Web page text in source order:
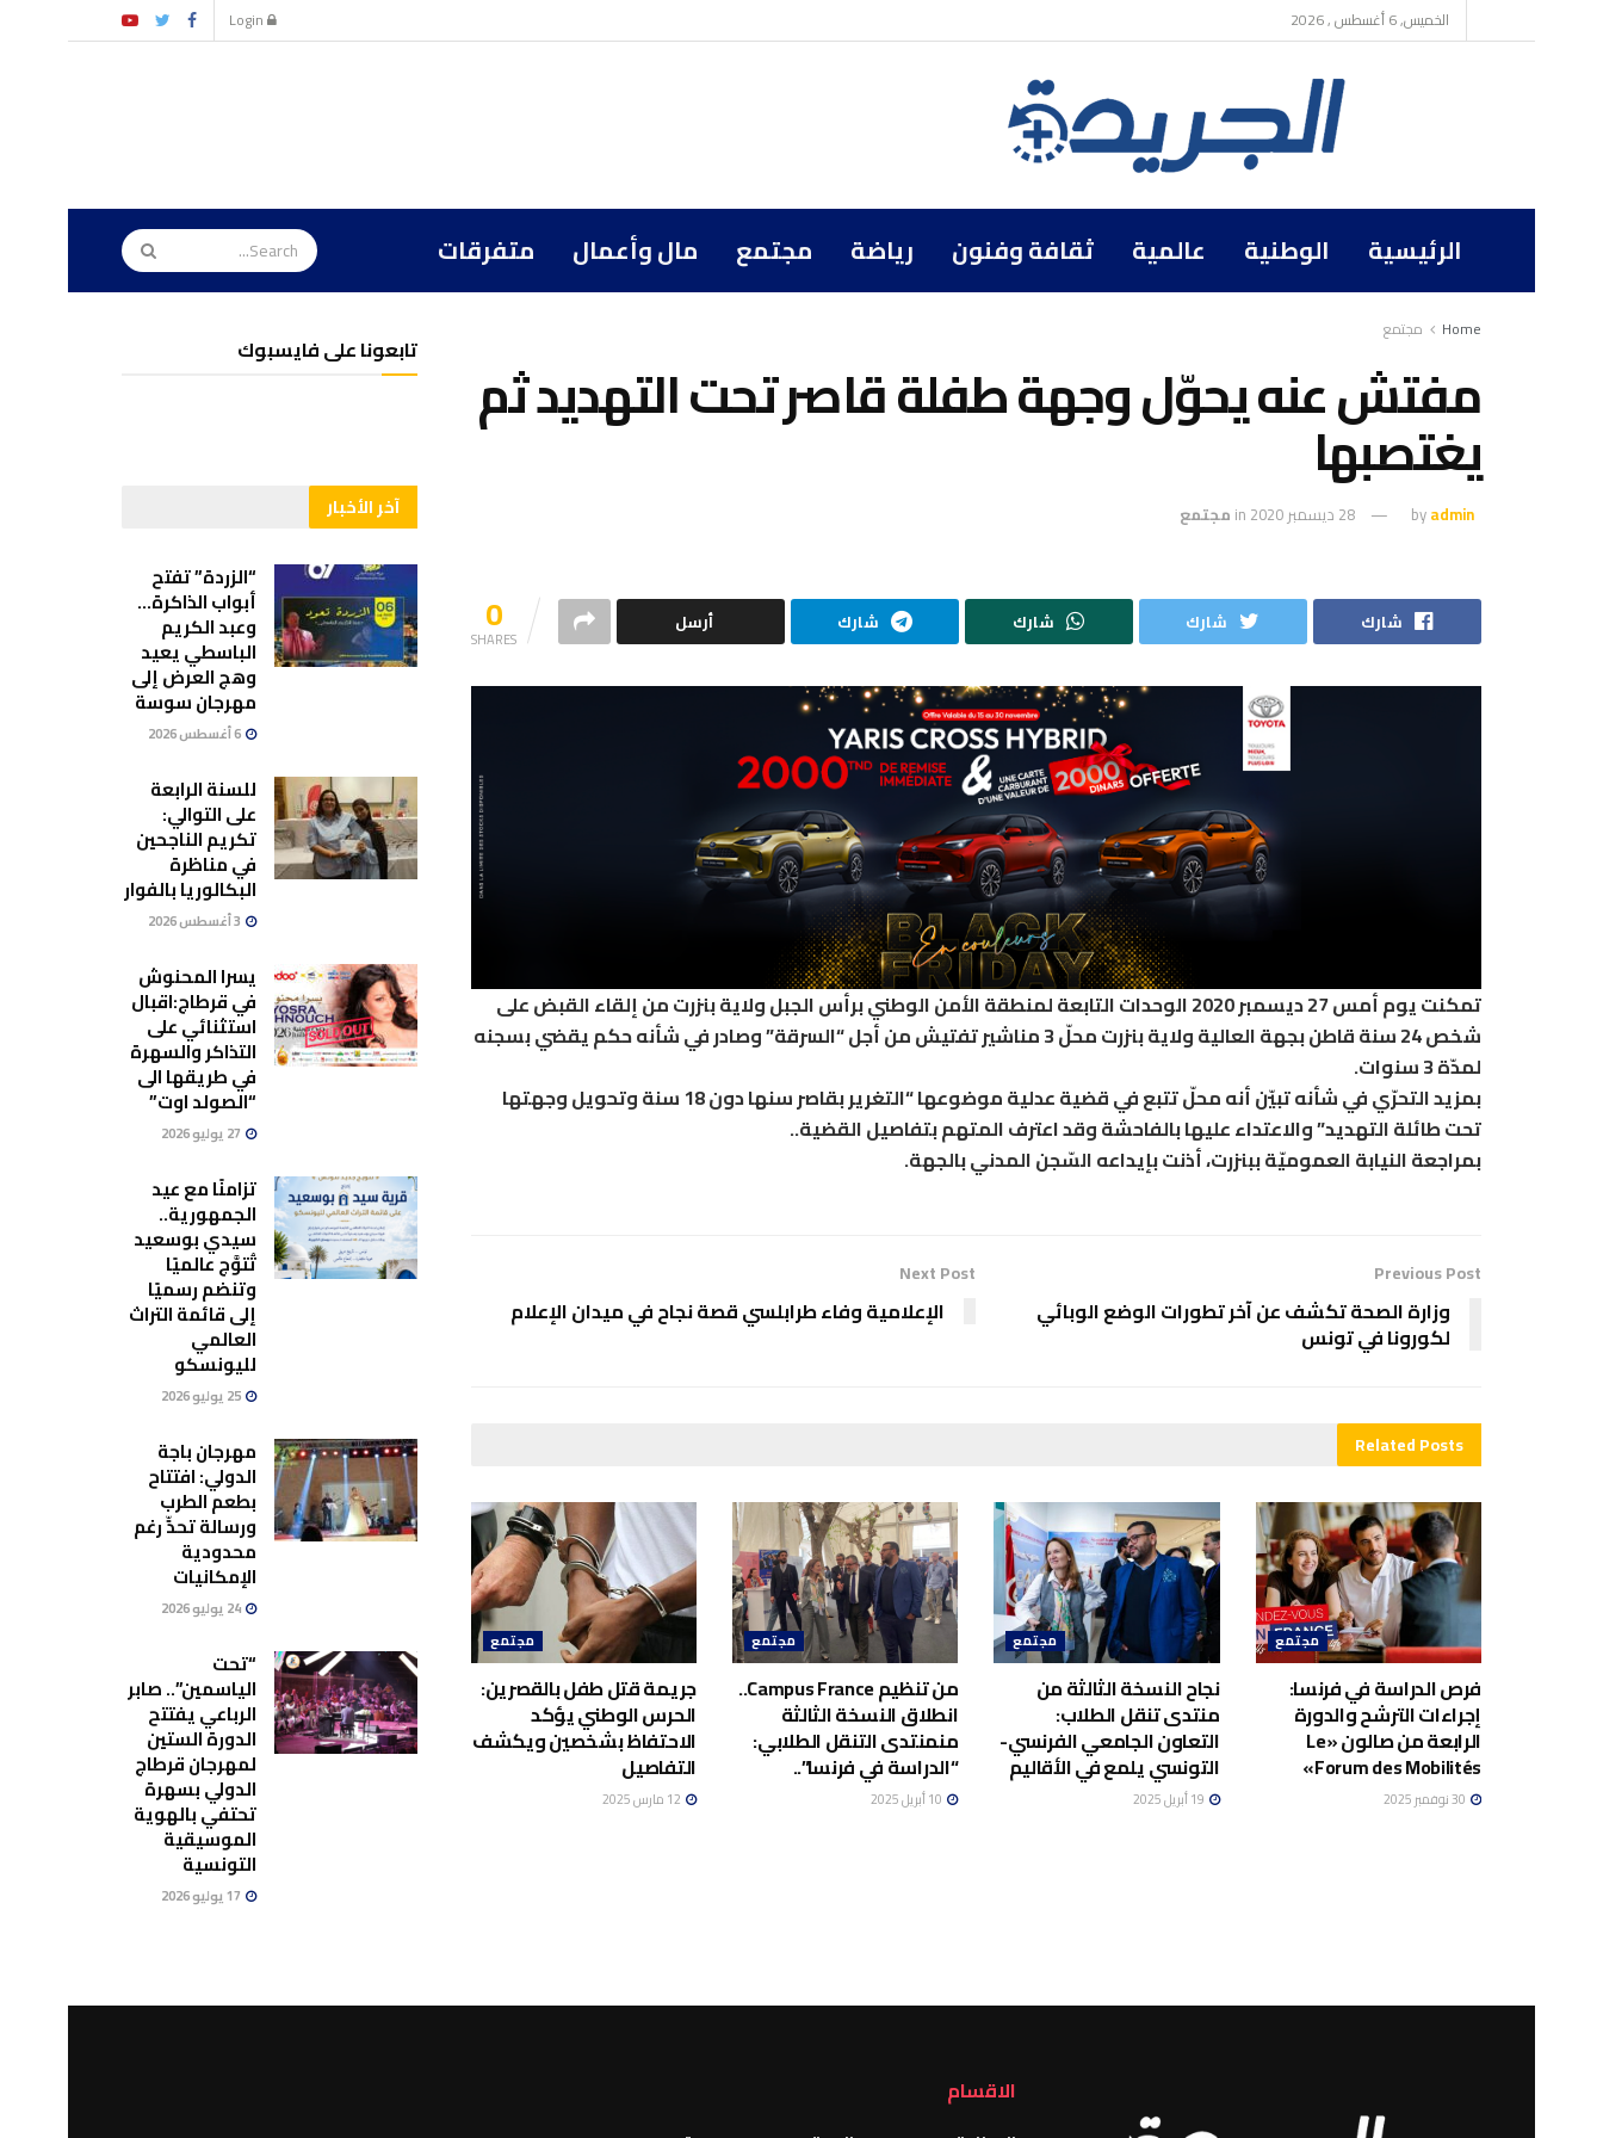
الخميس, 6 أغسطس , 2026
الرئيسية الوطنية عالمية ثقافة وفنون رياضة مجتمع مال وأعمال متفرقات
Home مجتمع
مفتش عنه يحوّل وجهة طفلة قاصر تحت التهديد ثم
يغتصبها
byadmin 28 ديسمبر 2020 in مجتمع
0
SHARES
شارك شارك شارك شارك أرسل
تمكنت يوم أمس 27 ديسمبر 2020 الوحدات التابعة لمنطقة الأمن الوطني برأس الجبل ولاية بنزرت من إلقاء القبض على
شخص 24 سنة قاطن بجهة العالية ولاية بنزرت محلّ 3 مناشير تفتيش من أجل “السرقة” وصادر في شأنه حكم يقضي بسجنه
لمدّة 3 سنوات.
بمزيد التحرّي في شأنه تبيّن أنه محلّ تتبع في قضية عدلية موضوعها “التغرير بقاصر سنها دون 18 سنة وتحويل وجهتها
تحت طائلة التهديد” والاعتداء عليها بالفاحشة وقد اعترف المتهم بتفاصيل القضية..
بمراجعة النيابة العموميّة ببنزرت، أذنت بإيداعه السّجن المدني بالجهة.
Previous Post
وزارة الصحة تكشف عن آخر تطورات الوضع الوبائي
لكورونا في تونس
Next Post
الإعلامية وفاء طرابلسي قصة نجاح في ميدان الإعلام
RelatedPosts
مجتمع
فرص الدراسة في فرنسا:
إجراءات الترشح والدورة
الرابعة من صالون «Le
Forum des Mobilités»
مجتمع
نجاح النسخة الثالثة من
منتدى تنقل الطلاب:
التعاون الجامعي الفرنسي-
التونسي يلمع في الأقاليم
مجتمع
من تنظيم Campus France..
انطلاق النسخة الثالثة
منمنتدى التنقل الطلابي:
“الدراسة في فرنسا”..
مجتمع
جريمة قتل طفل بالقصرين:
الحرس الوطني يؤكد
الاحتفاظ بشخصين ويكشف
التفاصيل
تابعونا على فايسبوك
آخر الأخبار
“الزردة” تفتح
أبواب الذاكرة…
وعبد الكريم
الباسطي يعيد
وهج العرض إلى
مهرجان سوسة
6 أغسطس 2026
للسنة الرابعة
على التوالي:
تكريم الناجحين
في مناظرة
البكالوريا بالفوار
يسرا المحنوش
في قرطاج:اقبال
استثنائي على
التذاكر والسهرة
في طريقها الى
“الصولد اوت”
تزامنًا مع عيد
الجمهورية..
سيدي بوسعيد
تُتوَّج عالميًا
وتنضم رسميًا
إلى قائمة التراث
العالمي
لليونسكو
25 يوليو 2026
مهرجان باجة
الدولي: افتتاح
بطعم الطرب
ورسالة تحدٍّ رغم
محدودية
الإمكانيات
24 يوليو 2026
“تحت
الياسمين”.. صابر
الرباعي يفتتح
الدورة الستين
لمهرجان قرطاج
الدولي بسهرة
تحتفي بالهوية
الموسيقية
التونسية
الاقسام